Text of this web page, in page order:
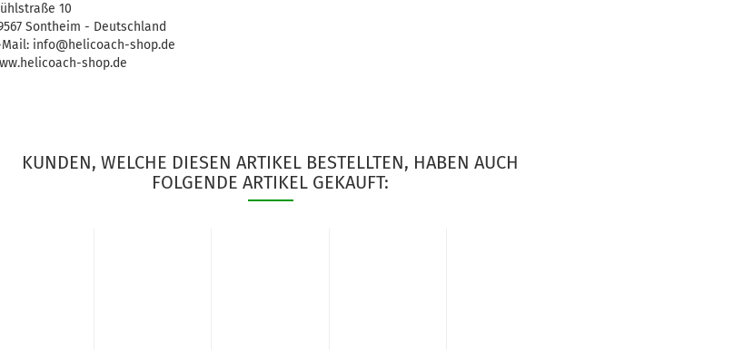
10
Sontheim - Deutschland
Mail: info@helicoach-shop.de
shop.de
KUNDEN, WELCHE DIESEN ARTIKEL BESTELLTEN, HABEN AUCH
FOLGENDE ARTIKEL GEKAUFT: